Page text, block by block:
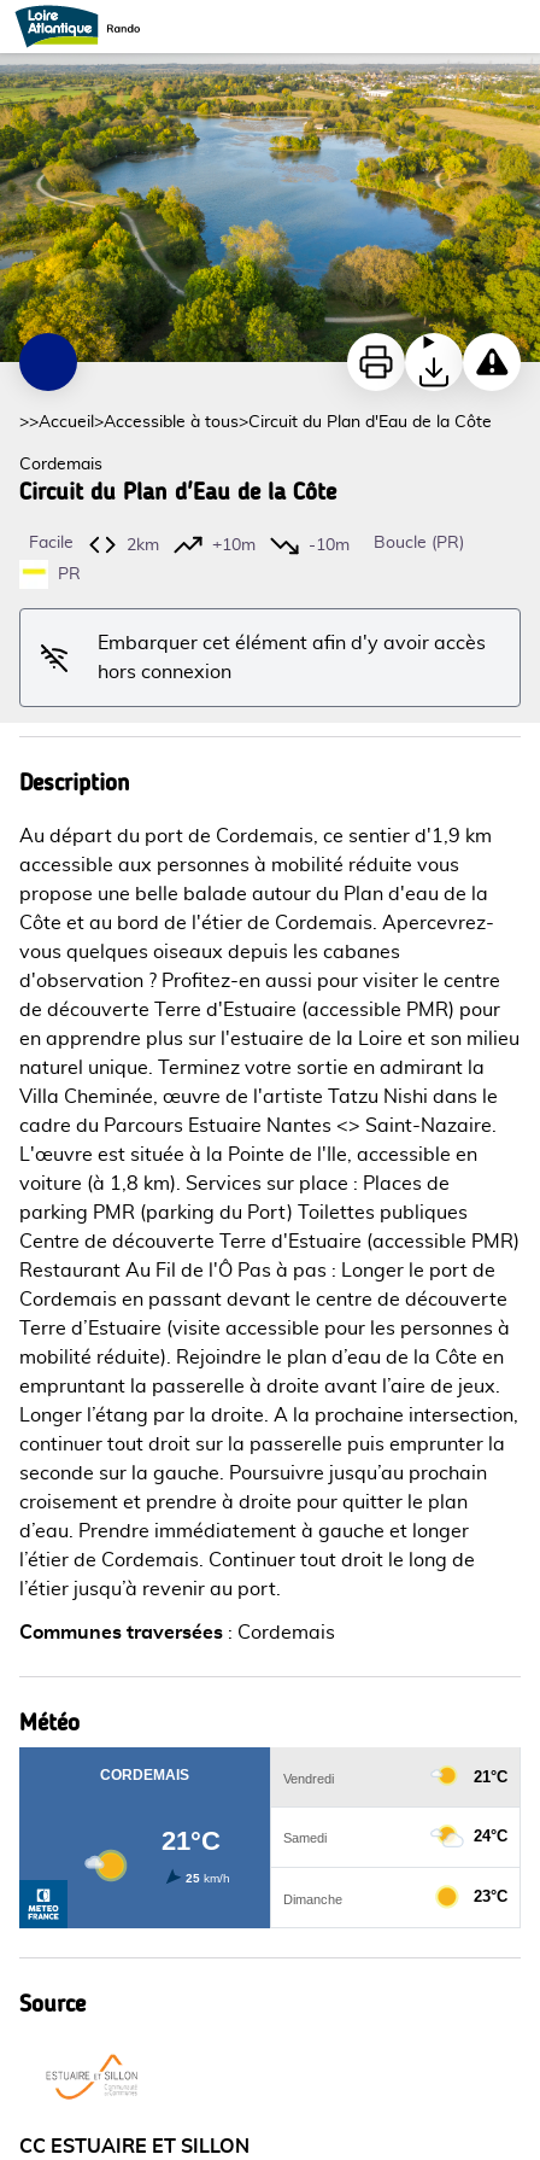
Circuit du Plan d'Eau de la Côte
Voir l'image en plein écran
ImprimerTélécharger
Signaler
>>Accueil >Accessible à tous>Circuit du Plan d'Eau de la Côte
Cordemais
Circuit du Plan d'Eau de la Côte
Facile 2km +10m -10m
Boucle (PR)
PR
Embarquer cet élément afin d'y avoir accès
hors connexion
Description
Au départ du port de Cordemais, ce sentier d'1,9 km
accessible aux personnes à mobilité réduite vous
propose une belle balade autour du Plan d'eau de la
Côte et au bord de l'étier de Cordemais. Apercevrez-
vous quelques oiseaux depuis les cabanes
d'observation ? Profitez-en aussi pour visiter le centre
de découverte Terre d'Estuaire (accessible PMR) pour
en apprendre plus sur l'estuaire de la Loire et son milieu
naturel unique. Terminez votre sortie en admirant la
Villa Cheminée, œuvre de l'artiste Tatzu Nishi dans le
cadre du Parcours Estuaire Nantes <> Saint-Nazaire.
L'œuvre est située à la Pointe de l'Ile, accessible en
voiture (à 1,8 km). Services sur place : Places de
parking PMR (parking du Port) Toilettes publiques
Centre de découverte Terre d'Estuaire (accessible PMR)
Restaurant Au Fil de l'Ô Pas à pas : Longer le port de
Cordemais en passant devant le centre de découverte
Terre d’Estuaire (visite accessible pour les personnes à
mobilité réduite). Rejoindre le plan d’eau de la Côte en
empruntant la passerelle à droite avant l’aire de jeux.
Longer l’étang par la droite. A la prochaine intersection,
continuer tout droit sur la passerelle puis emprunter la
seconde sur la gauche. Poursuivre jusqu’au prochain
croisement et prendre à droite pour quitter le plan
d’eau. Prendre immédiatement à gauche et longer
l’étier de Cordemais. Continuer tout droit le long de
l’étier jusqu’à revenir au port.
Communes traversées : Cordemais
Météo
Source
CC ESTUAIRE ET SILLON